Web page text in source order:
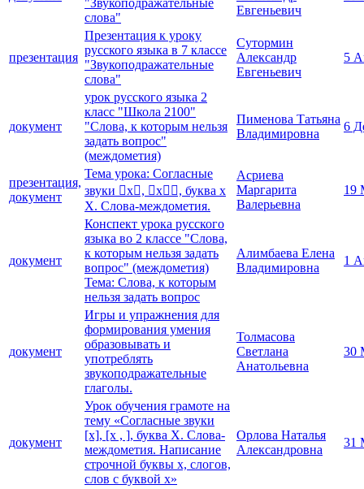
"Звукоподражательные
слова"
Евгеньевич
презентация
Презентация к уроку
русского языка в 7 классе
"Звукоподражательные
слова"
Сутормин
Александр
Евгеньевич
5
документ
урок русского языка 2
класс "Школа 2100"
"Слова, к которым нельзя
задать вопрос"
(междометия)
Пименова Татьяна
Владимировна
6
презентация,
документ
Тема урока: Согласные
звуки х, х, буква х
Х. Слова-междометия.
Асриева
Маргарита
Валерьевна
19
документ
Конспект урока русского
языка во 2 классе "Слова,
к которым нельзя задать
вопрос" (междометия)
Тема: Слова, к которым
нельзя задать вопрос
Алимбаева Елена
Владимировна
1
документ
Игры и упражнения для
формирования умения
образовывать и
употреблять
звукоподражательные
глаголы.
Толмасова
Светлана
Анатольевна
30
документ
Урок обучения грамоте на
тему «Согласные звуки
[х], [х , ], буква Х. Слова-
междометия. Написание
строчной буквы х, слогов,
слов с буквой х»
Орлова Наталья
Александровна
31